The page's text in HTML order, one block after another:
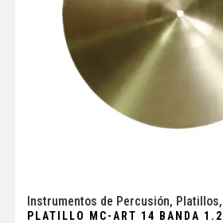
Instrumentos de Percusión, Platillos,
PLATILLO MC-ART 14 BANDA